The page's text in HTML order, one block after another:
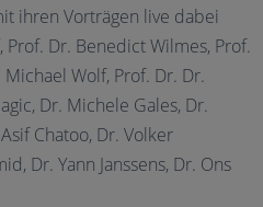
ihren Vorträgen live dabei
Dr. Benedict Wilmes, Prof.
Wolf, Prof. Dr. Dr.
Dr. Michele Gales, Dr.
Chatoo, Dr. Volker
Dr. Yann Janssens, Dr. Ons